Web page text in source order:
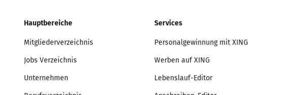
Hauptbereiche
Mitgliederverzeichnis
Jobs Verzeichnis
Unternehmen
Services
Personalgewinnung mit XING
Werben auf XING
Lebenslauf-Editor